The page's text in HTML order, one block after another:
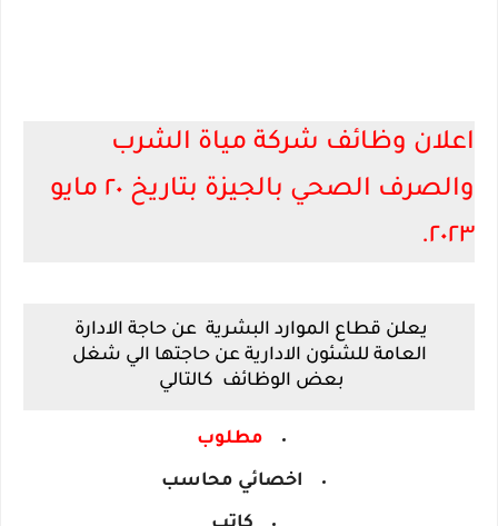
اعلان وظائف شركة مياة الشرب
والصرف الصحي بالجيزة بتاريخ ٢٠ مايو
٢٠٢٣.
يعلن قطاع الموارد البشرية عن حاجة الادارة
العامة للشئون الادارية عن حاجتها الي شغل
بعض الوظائف كالتالي
مطلوب
اخصائي محاسب